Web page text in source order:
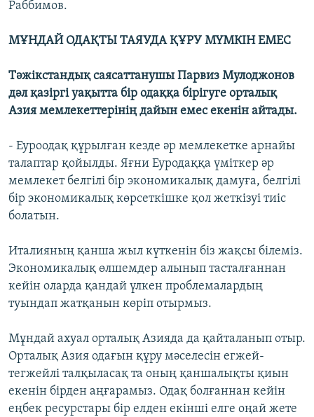
Раббимов.
МҰНДАЙ ОДАҚТЫ ТАЯУДА ҚҰРУ МҮМКІН ЕМЕС
Тәжікстандық саясаттанушы Парвиз Мулоджонов
дәл қазіргі уақытта бір одаққа бірігуге орталық
Азия мемлекеттерінің дайын емес екенін айтады.
- Еуроодақ құрылған кезде әр мемлекетке арнайы
талаптар қойылды. Яғни Еуродаққа үміткер әр
мемлекет белгілі бір экономикалық дамуға, белгілі
бір экономикалық көрсеткішке қол жеткізуі тиіс
болатын.
Италияның қанша жыл күткенін біз жақсы білеміз.
Экономикалық өлшемдер алынып тасталғаннан
кейін оларда қандай үлкен проблемалардың
туындап жатқанын көріп отырмыз.
Мұндай ахуал орталық Азияда да қайталанып отыр.
Орталық Азия одағын құру мәселесін егжей-
тегжейлі талқыласақ та оның қаншалықты қиын
екенін бірден аңғарамыз. Одақ болғаннан кейін
еңбек ресурстары бір елден екінші елге оңай жете